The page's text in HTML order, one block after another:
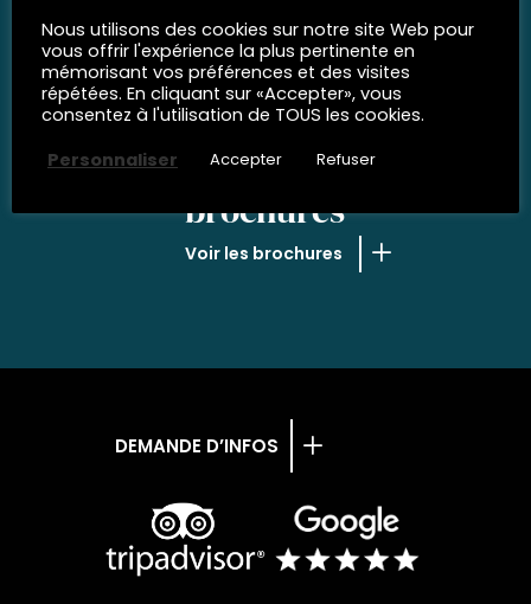
NOS
brochures
Voir les brochures
DEMANDE D’INFOS
Nous utilisons des cookies sur notre site Web pour
vous offrir l'expérience la plus pertinente en
mémorisant vos préférences et des visites
répétées. En cliquant sur «Accepter», vous
consentez à l'utilisation de TOUS les cookies.
Personnaliser
Accepter Refuser